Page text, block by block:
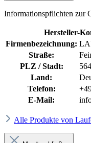
Informationspflichten zur
Hersteller-
Firmenbezeichnung:
Straße:
PLZ / Stadt:
Land:
Telefon:
E-Mail:
Alle Produkte von